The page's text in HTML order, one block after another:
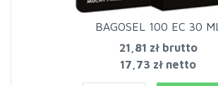
BAGOSEL 100 EC 30 ML
21,81 złbrutto
17,73 zł netto